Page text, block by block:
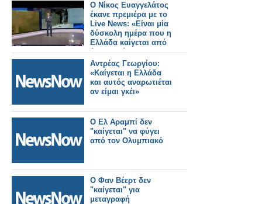
Ο Νίκος Ευαγγελάτος
έκανε πρεμιέρα με το
Live News: «Είναι μία
δύσκολη ημέρα που η
Ελλάδα καίγεται από
άκρη σε άκρη»
Αντρέας Γεωργίου:
«Καίγεται η Ελλάδα
και αυτός αναρωτιέται
αν είμαι γκέι»
Ο Ελ Αραμπί δεν
"καίγεται" να φύγει
από τον Ολυμπιακό
Ο Φαν Βέερτ δεν
"καίγεται" για
μεταγραφή